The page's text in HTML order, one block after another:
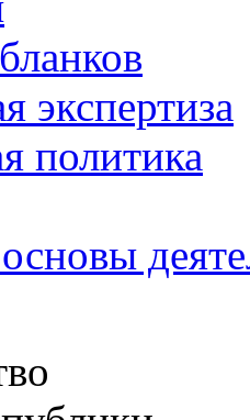
экспертиза
политика